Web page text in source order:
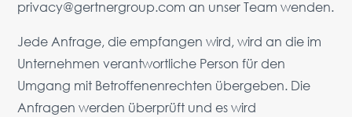
privacy@gertnergroup.com an unser Team wenden.
Jede Anfrage, die empfangen wird, wird an die im
Unternehmen verantwortliche Person für den
Umgang mit Betroffenenrechten übergeben. Die
Anfragen werden überprüft und es wird